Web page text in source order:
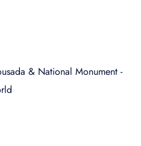
& National Monument -